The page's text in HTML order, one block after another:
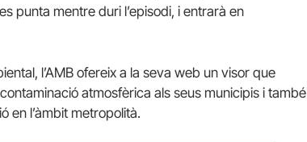
punta mentre duri l’episodi, i entrarà en
l’AMB ofereix a la seva web un visor que
atmosfèrica als seus municipis i també
en l’àmbit metropolità.